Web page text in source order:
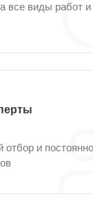
все виды работ и
отбор и